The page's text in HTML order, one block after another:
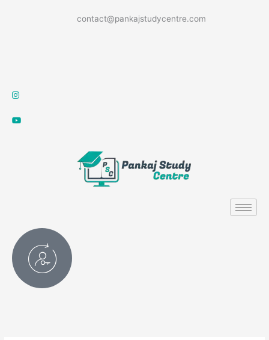
contact@pankajstudycentre.com